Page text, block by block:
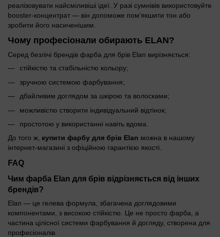
реалізовувати найсміливіші ідеї. У разі сумнівів використовуйте
booster-концентрат — він допоможе пом’якшити тон або
зробити його насиченішим.
Чому професіонали обирають ELAN?
Серед безлічі брендів фарба для брів Elan вирізняється:
стійкістю та стабільністю кольору;
зручною системою фарбування;
дбайливим доглядом за шкірою та волосками;
можливістю створити індивідуальний відтінок;
простотою у використанні навіть вдома.
До того ж, купити фарбу для брів Elan можна в нашому
інтернет-магазині з офіційною гарантією якості.
FAQ
Чим фарба Elan для брів відрізняється від інших
брендів?
Elan — це гелева формула, збагачена доглядовими
компонентами, з високою стійкістю. Це не просто фарба, а
частина цілісної системи фарбування й догляду, створена для
професіоналів.